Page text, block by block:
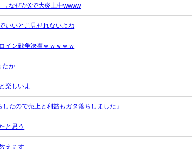
→なぜかXで大炎上中wwww
いいとこ見せれないよね
イン戦争決着ｗｗｗｗｗ
たか…
楽しいよ
たので売上と利益もガタ落ちしました」
と思う
えます